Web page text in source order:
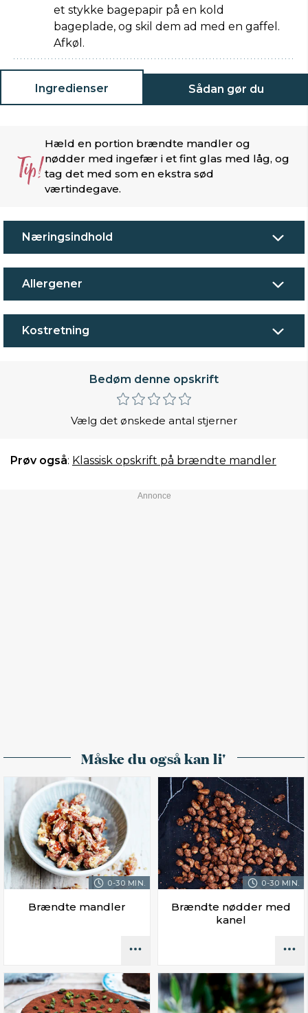
et stykke bagepapir på en kold
bageplade, og skil dem ad med en gaffel.
Afkøl.
Ingredienser Sådan gør du
Tip!
Hæld en portion brændte mandler og
nødder med ingefær i et fint glas med låg, og
tag det med som en ekstra sød
værtindegave.
Næringsindhold
Allergener
Kostretning
Bedøm denne opskrift
Vælg det ønskede antal stjerner
Prøv også: Klassisk opskrift på brændte mandler
Måske du også kan li'
0-30 MIN.
Brændte mandler
0-30 MIN.
Brændte nødder med
kanel